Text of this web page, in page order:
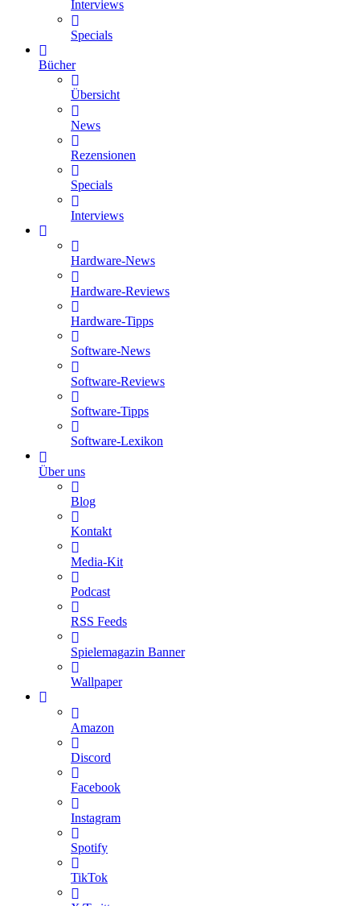
Interviews
Specials
Bücher
Übersicht
News
Rezensionen
Specials
Interviews
Hardware-News
Hardware-Reviews
Hardware-Tipps
Software-News
Software-Reviews
Software-Tipps
Software-Lexikon
Über uns
Blog
Kontakt
Media-Kit
Podcast
RSS Feeds
Spielemagazin Banner
Wallpaper
Amazon
Discord
Facebook
Instagram
Spotify
TikTok